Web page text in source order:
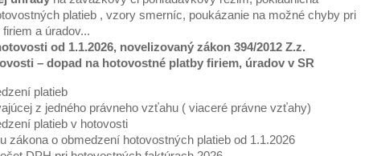
platieb , vzory smerníc, poukázanie na možné chyby pri
a úradov...
od 1.1.2026, novelizovaný zákon 394/2012 Z.z.
– dopad na hotovostné platby firiem, úradov v SR
platieb
z jedného právneho vzťahu ( viaceré právne vzťahy)
platieb v hotovosti
zákona o obmedzení hotovostných platieb od 1.1.2026